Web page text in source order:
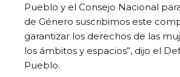
Pueblo y el Consejo Nacional
de Género suscribimos este
garantizar los derechos de las
los ámbitos y espacios”, dijo el
Pueblo.